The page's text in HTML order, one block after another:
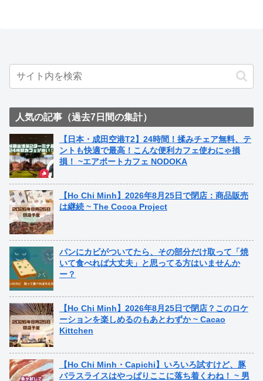
人気の記事（過去7日間の集計）
【日本・成田空港T2】24時間！揉みチェア無料、テ
ントも快適で最高！こんな便利カフェ使わにゃ損
損！ ~エアポートカフェ NODOKA
【Ho Chi Minh】2026年8月25日で閉店：商品販売
は継続 ~ The Cocoa Project
パンにカビがついてたら、その部分だけ取って「焼
いて食べれば大丈夫」と思ってる方はいませんか
ー？
【Ho Chi Minh】2026年8月25日で閉店？このロケ
ーションを楽しめるのもあとわずか ~ Cacao
Kittchen
【Ho Chi Minh・Capichi】いろいろ試すけど、豚
バラスライスはやっぱりここに落ち着くわね！ ~ 男